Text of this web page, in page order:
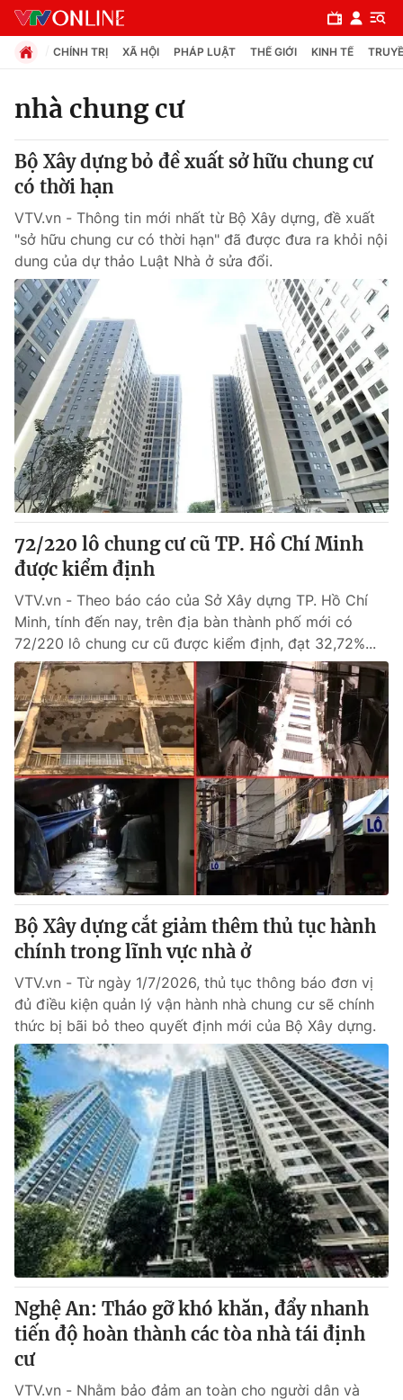
Chuyên mục
Chính trị
Xã hội
Pháp luật
Y tế
Thế giới
Tin tức
Thế giới đó đây
Câu chuyện quốc tế
Kinh tế
Tài chính
Thị trường
Góc doanh nghiệp
Dữ liệu và đời sống
Truyền hình
Phim VTV
Hậu trường
Nhân vật
Khán giả
Giải sao mai
Giải trí
Điện ảnh
Âm nhạc
Sao
Đời sống
Du lịch
Làm đẹp
Chất lượng cuộc sống
Giáo dục
Tuyển sinh
Học trực tuyến
Công nghệ
Hitech Công nghệ tương lai
Sản phẩm
Thị trường
Tư vấn
Giao lưu trực tuyến
Lịch phát sóng
Chuyên mục khác
Emagazine Podcast
Photo Infographic
Video Shorts video
VTV Money VTV Thể thao
VTV Sức khoẻ Bất động sản
Thị trường 24h Tấm lòng Việt
VTV4 Vươn mình bằng AI
VTV9 VTV8
CHÍNH TRỊ XÃ HỘI PHÁP LUẬT THẾ GIỚI KINH TẾ
nhà chung cư
Bộ Xây dựng bỏ đề xuất sở hữu chung cư
có thời hạn
VTV.vn - Thông tin mới nhất từ Bộ Xây dựng, đề xuất
"sở hữu chung cư có thời hạn" đã được đưa ra khỏi nội
dung của dự thảo Luật Nhà ở sửa đổi.
72/220 lô chung cư cũ TP. Hồ Chí Minh
được kiểm định
VTV.vn - Theo báo cáo của Sở Xây dựng TP. Hồ Chí
Minh, tính đến nay, trên địa bàn thành phố mới có
72/220 lô chung cư cũ được kiểm định, đạt 32,72%...
Bộ Xây dựng cắt giảm thêm thủ tục hành
chính trong lĩnh vực nhà ở
VTV.vn - Từ ngày 1/7/2026, thủ tục thông báo đơn vị
đủ điều kiện quản lý vận hành nhà chung cư sẽ chính
thức bị bãi bỏ theo quyết định mới của Bộ Xây dựng.
Nghệ An: Tháo gỡ khó khăn, đẩy nhanh
tiến độ hoàn thành các tòa nhà tái định
cư
VTV.vn - Nhằm bảo đảm an toàn cho người dân và